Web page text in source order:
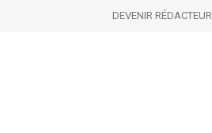
DEVENIR RÉDACTEUR